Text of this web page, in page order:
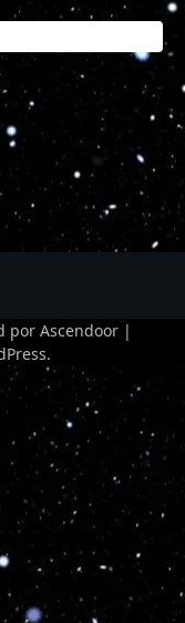
por Ascendoor |
.